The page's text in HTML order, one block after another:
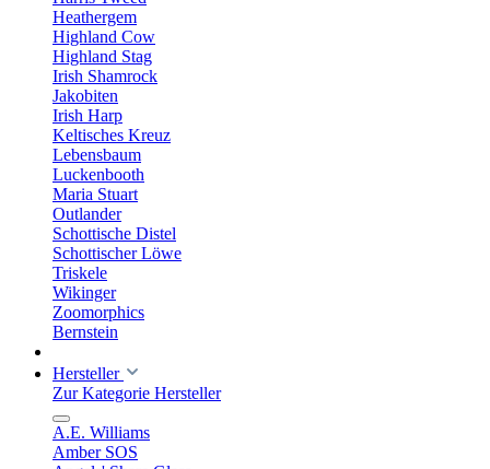
Heathergem
Highland Cow
Highland Stag
Irish Shamrock
Jakobiten
Irish Harp
Keltisches Kreuz
Lebensbaum
Luckenbooth
Maria Stuart
Outlander
Schottische Distel
Schottischer Löwe
Triskele
Wikinger
Zoomorphics
Bernstein
Hersteller
Zur Kategorie Hersteller
A.E. Williams
Amber SOS